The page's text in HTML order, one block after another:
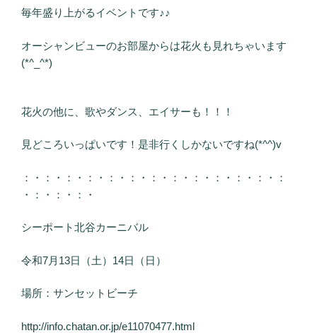
毎年盛り上がるイベントです♪♪
オーシャンビューのお部屋からは花火も見れちゃいます
(*^_^*)
花火の他に、歌やダンス、エイサーも！！！
見どころいっぱいです！是非行くしかないですね(*^^)v
：・：・：・：・：・：・：・：・：・：・：・：・：
・：・：・：・
シーポート北谷カーニバル
令和7月13日（土）14日（日）
場所：サンセットビーチ
http://info.chatan.or.jp/e11070477.html